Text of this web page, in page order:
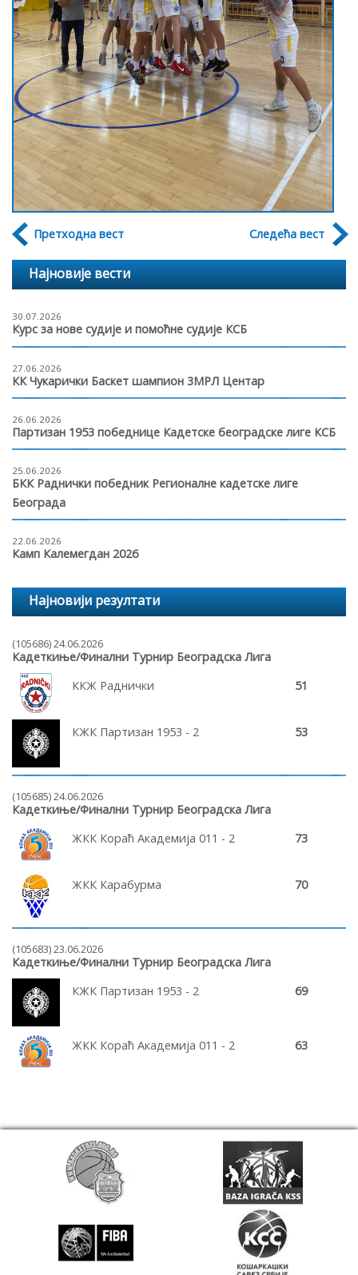
Претходна вест Следећа вест
Најновије вести
30.07.2026
Курс за нове судије и помоћне судије КСБ
27.06.2026
КК Чукарички Баскет шампион 3МРЛ Центар
26.06.2026
Партизан 1953 победнице Кадетске београдске лиге КСБ
25.06.2026
БКК Раднички победник Регионалне кадетске лиге
Београда
22.06.2026
Камп Калемегдан 2026
Најновији резултати
(105686) 24.06.2026
Кадеткиње/Финални Турнир Београдска Лига
ККЖ Раднички
51
КЖК Партизан 1953 - 2 53
(105685) 24.06.2026
Кадеткиње/Финални Турнир Београдска Лига
ЖКК Кораћ Академија 011 - 2
73
ЖКК Карабурма 70
(105683) 23.06.2026
Кадеткиње/Финални Турнир Београдска Лига
КЖК Партизан 1953 - 2
69
ЖКК Кораћ Академија 011 - 2 63